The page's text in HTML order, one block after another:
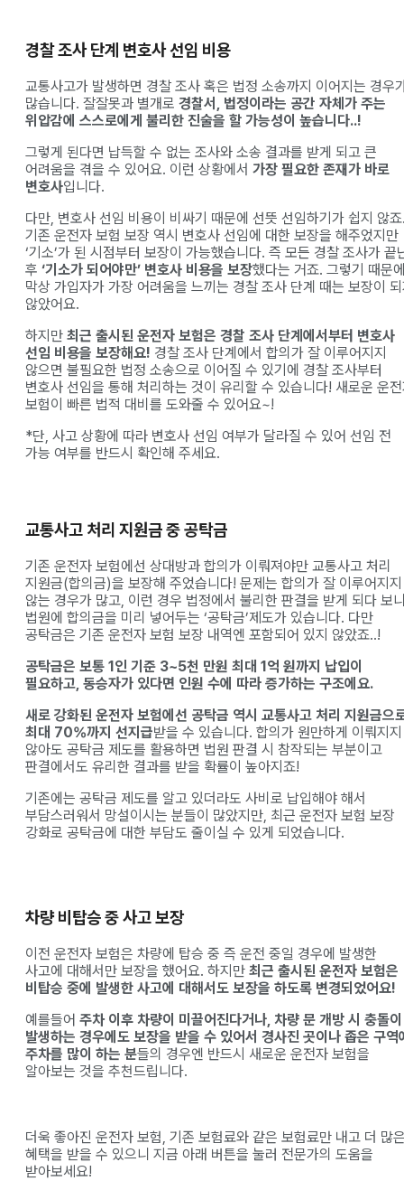
경찰 조사 단계 변호사 선임 비용
교통사고가 발생하면 경찰 조사 혹은 법정 소송까지 이어지는 경우
많습니다. 잘잘못과 별개로 경찰서, 법정이라는 공간 자체가 주는
위압감에 스스로에게 불리한 진술을 할 가능성이 높습니다..!
그렇게 된다면 납득할 수 없는 조사와 소송 결과를 받게 되고 큰
어려움을 겪을 수 있어요. 이런 상황에서 가장 필요한 존재가 바로
변호사입니다.
다만, 변호사 선임 비용이 비싸기 때문에 선뜻 선임하기가 쉽지 않
기존 운전자 보험 보장 역시 변호사 선임에 대한 보장을 해주었지만
‘기소’가 된 시점부터 보장이 가능했습니다. 즉 모든 경찰 조사가 끝
후 ‘기소가 되어야만’ 변호사 비용을 보장했다는 거죠. 그렇기 때문
막상 가입자가 가장 어려움을 느끼는 경찰 조사 단계 때는 보장이
않았어요.
하지만 최근 출시된 운전자 보험은 경찰 조사 단계에서부터 변호사
선임 비용을 보장해요! 경찰 조사 단계에서 합의가 잘 이루어지지
않으면 불필요한 법정 소송으로 이어질 수 있기에 경찰 조사부터
변호사 선임을 통해 처리하는 것이 유리할 수 있습니다! 새로운 운
보험이 빠른 법적 대비를 도와줄 수 있어요~!
*단, 사고 상황에 따라 변호사 선임 여부가 달라질 수 있어 선임 전
가능 여부를 반드시 확인해 주세요.
교통사고 처리 지원금 중 공탁금
기존 운전자 보험에선 상대방과 합의가 이뤄져야만 교통사고 처리
지원금(합의금)을 보장해 주었습니다! 문제는 합의가 잘 이루어지지
않는 경우가 많고, 이런 경우 법정에서 불리한 판결을 받게 되다 보
법원에 합의금을 미리 넣어두는 ‘공탁금’제도가 있습니다. 다만
공탁금은 기존 운전자 보험 보장 내역엔 포함되어 있지 않았죠..!
공탁금은 보통 1인 기준 3~5천 만원 최대 1억 원까지 납입이
필요하고, 동승자가 있다면 인원 수에 따라 증가하는 구조에요.
새로 강화된 운전자 보험에선 공탁금 역시 교통사고 처리 지원금으
최대 70%까지 선지급받을 수 있습니다. 합의가 원만하게 이뤄지지
않아도 공탁금 제도를 활용하면 법원 판결 시 참작되는 부분이고
판결에서도 유리한 결과를 받을 확률이 높아지죠!
기존에는 공탁금 제도를 알고 있더라도 사비로 납입해야 해서
부담스러워서 망설이시는 분들이 많았지만, 최근 운전자 보험 보장
강화로 공탁금에 대한 부담도 줄이실 수 있게 되었습니다.
차량 비탑승 중 사고 보장
이전 운전자 보험은 차량에 탑승 중 즉 운전 중일 경우에 발생한
사고에 대해서만 보장을 했어요. 하지만 최근 출시된 운전자 보험은
비탑승 중에 발생한 사고에 대해서도 보장을 하도록 변경되었어요!
예를들어 주차 이후 차량이 미끌어진다거나, 차량 문 개방 시 충돌이
발생하는 경우에도 보장을 받을 수 있어서 경사진 곳이나 좁은 구역
주차를 많이 하는 분들의 경우엔 반드시 새로운 운전자 보험을
알아보는 것을 추천드립니다.
더욱 좋아진 운전자 보험, 기존 보험료와 같은 보험료만 내고 더 많
혜택을 받을 수 있으니 지금 아래 버튼을 눌러 전문가의 도움을
받아보세요!